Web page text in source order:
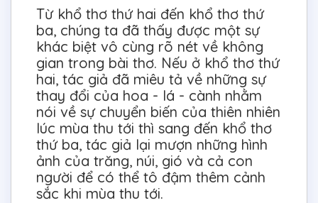
Từ khổ thơ thứ hai đến khổ thơ thứ
ba, chúng ta đã thấy được một sự
khác biệt vô cùng rõ nét về không
gian trong bài thơ. Nếu ở khổ thơ thứ
hai, tác giả đã miêu tả về những sự
thay đổi của hoa - lá - cành nhằm
nói về sự chuyển biến của thiên nhiên
lúc mùa thu tới thì sang đến khổ thơ
thứ ba, tác giả lại mượn những hình
ảnh của trăng, núi, gió và cả con
người để có thể tô đậm thêm cảnh
sắc khi mùa thu tới.